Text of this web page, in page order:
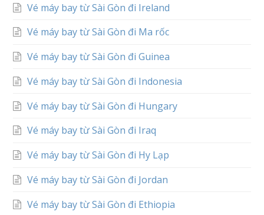
Vé máy bay từ Sài Gòn đi Ireland
Vé máy bay từ Sài Gòn đi Ma rốc
Vé máy bay từ Sài Gòn đi Guinea
Vé máy bay từ Sài Gòn đi Indonesia
Vé máy bay từ Sài Gòn đi Hungary
Vé máy bay từ Sài Gòn đi Iraq
Vé máy bay từ Sài Gòn đi Hy Lạp
Vé máy bay từ Sài Gòn đi Jordan
Vé máy bay từ Sài Gòn đi Ethiopia